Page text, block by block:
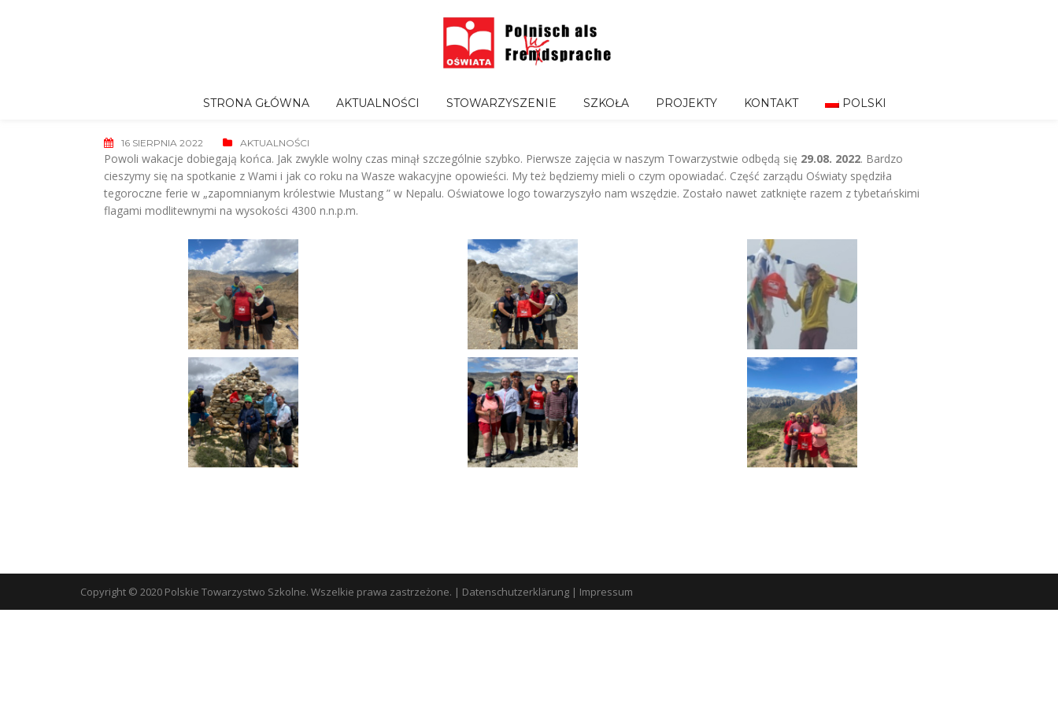
STRONA GŁÓWNA AKTUALNOŚCI STOWARZYSZENIE SZKOŁA PROJEKTY KONTAKT POLSKI
16 SIERPNIA 2022 AKTUALNOŚCI
Powoli wakacje dobiegają końca. Jak zwykle wolny czas minął szczególnie szybko. Pierwsze zajęcia w naszym Towarzystwie odbędą się 29.08. 2022. Bardzo
cieszymy się na spotkanie z Wami i jak co roku na Wasze wakacyjne opowieści. My też będziemy mieli o czym opowiadać. Część zarządu Oświaty spędziła
tegoroczne ferie w „zapomnianym królestwie Mustang ” w Nepalu. Oświatowe logo towarzyszyło nam wszędzie. Zostało nawet zatknięte razem z tybetańskimi
flagami modlitewnymi na wysokości 4300 n.n.p.m.
Copyright © 2020 Polskie Towarzystwo Szkolne. Wszelkie prawa zastrzeżone. | Datenschutzerklärung | Impressum